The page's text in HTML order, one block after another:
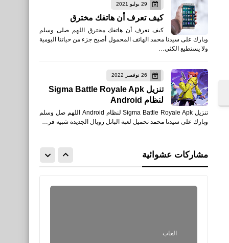
29 يوليو 2021
كيف تعرف أن هاتفك مخترق
كيف تعرف أن هاتفك مخترق اللهم صلى وسلم
وبارك على سيدنا محمد الهاتف المحمول أصبح جزء من حياتنا اليومية
ولا يستطيع الكثي…
26 نوفمبر 2022
تنزيل Sigma Battle Royale Apk
لنظام Android
تنزيل Sigma Battle Royale Apk لنظام Android اللهم صل وسلم
وبارك على سيدنا محمد تحميل لعبة الباتل رويال الجديدة شبيه فر…
مشاركات عشوائية
العاب
تحميل لعبة Danger Close -
Battle Royale & Online
FPS للأيفون والأندرويد XAPK
العاب
القوة الرونية - الفيتنامية للأيفون
والأندرويد XAPK
العاب